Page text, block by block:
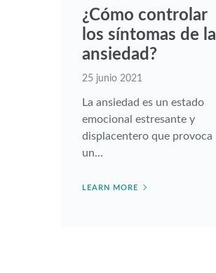
¿Cómo controlar
los síntomas de la
ansiedad?
25 junio 2021
La ansiedad es un estado
emocional estresante y
displacentero que provoca
un...
LEARN MORE